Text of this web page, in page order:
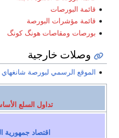
قائمة البورصات
قائمة مؤشرات البورصة
بورصات ومقاصات هونگ كونگ
وصلات خارجية
الموقع الرسمي لبورصة شانغهاي
تداول السلع
اقتصاد جمهورية